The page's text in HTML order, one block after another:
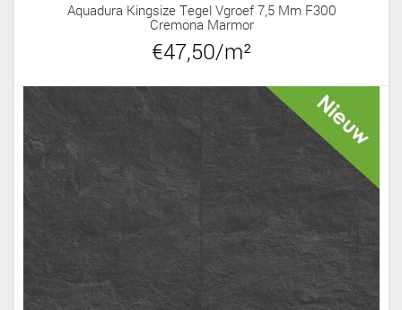
Aquadura Kingsize Tegel Vgroef 7,5 Mm F300
Cremona Marmor
€47,50/m²